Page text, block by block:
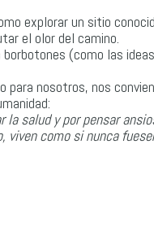
explorar un sitio
el olor del camino.
(como las
para nosotros, nos
la salud y por pensar
viven como si nunca